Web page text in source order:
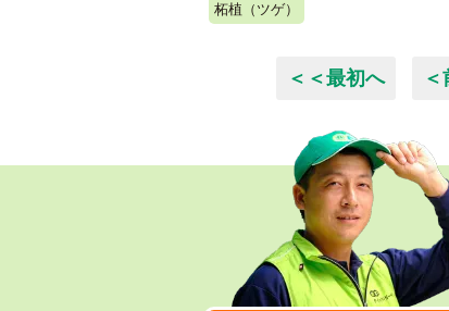
柘植（ツゲ）
＜＜最初へ